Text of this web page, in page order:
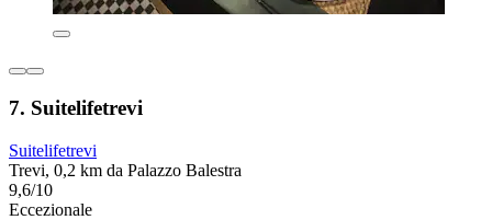
7. Suitelifetrevi
Suitelifetrevi
Trevi, 0,2 km da Palazzo Balestra
9,6/10
Eccezionale